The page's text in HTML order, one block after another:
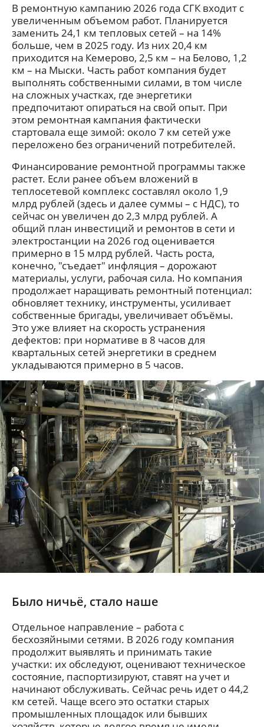
В ремонтную кампанию 2026 года СГК входит с
увеличенным объемом работ. Планируется
заменить 24,1 км тепловых сетей – на 14%
больше, чем в 2025 году. Из них 20,4 км
приходится на Кемерово, 2,5 км – на Белово, 1,2
км – на Мыски. Часть работ компания будет
выполнять собственными силами, в том числе
на сложных участках, где энергетики
предпочитают опираться на свой опыт. При
этом ремонтная кампания фактически
стартовала еще зимой: около 7 км сетей уже
переложено без ограничений потребителей.
Финансирование ремонтной программы также
растет. Если ранее объем вложений в
теплосетевой комплекс составлял около 1,9
млрд рублей (здесь и далее суммы – с НДС), то
сейчас он увеличен до 2,3 млрд рублей. А
общий план инвестиций и ремонтов в сети и
электростанции на 2026 год оценивается
примерно в 15 млрд рублей. Часть роста,
конечно, "съедает" инфляция – дорожают
материалы, услуги, рабочая сила. Но компания
продолжает наращивать ремонтный потенциал:
обновляет технику, инструменты, усиливает
собственные бригады, увеличивает объёмы.
Это уже влияет на скорость устранения
дефектов: при нормативе в 8 часов для
квартальных сетей энергетики в среднем
укладываются примерно в 5 часов.
Было ничьё, стало наше
Отдельное направление – работа с
бесхозяйными сетями. В 2026 году компания
продолжит выявлять и принимать такие
участки: их обследуют, оценивают техническое
состояние, паспортизируют, ставят на учет и
начинают обслуживать. Сейчас речь идет о 44,2
км сетей. Чаще всего это остатки старых
промышленных площадок или бывших